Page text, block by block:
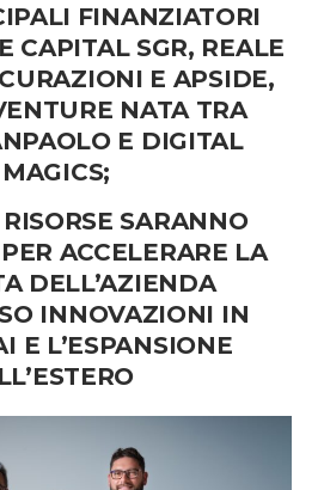
FINANZIATORI
CAPITAL SGR, REALE
E APSIDE,
NATA TRA
E DIGITAL
MAGICS;
SARANNO
ACCELERARE LA
DELL’AZIENDA
INNOVAZIONI IN
E L’ESPANSIONE